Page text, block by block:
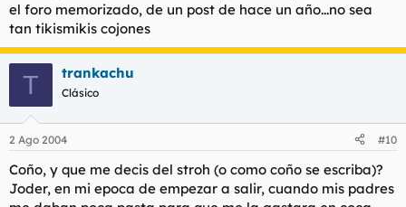
el foro memorizado, de un post de hace un año...no sea
tan tikismikis cojones
T trankachu
Clásico
2 Ago 2004 #10
Coño, y que me decis del stroh (o como coño se escriba)?
Joder, en mi epoca de empezar a salir, cuando mis padres